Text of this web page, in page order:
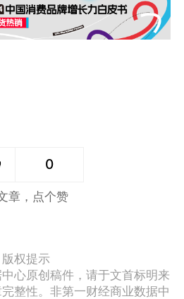
0
章，点个赞
版权提示
心原创稿件，请于文首标明来
整性。非第一财经商业数据中